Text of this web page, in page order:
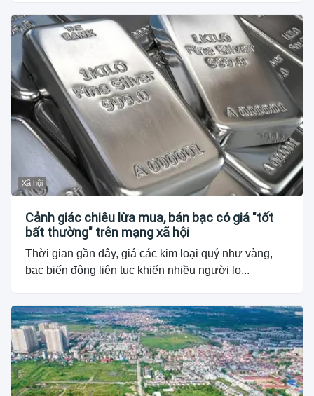
Xã hội
Cảnh giác chiêu lừa mua, bán bạc có giá "tốt
bất thường" trên mạng xã hội
Thời gian gần đây, giá các kim loại quý như vàng,
bạc biến động liên tục khiến nhiều người lo...